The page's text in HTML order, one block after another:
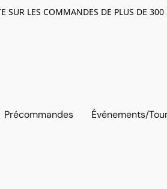
SUR LES COMMANDES DE PLUS
Précommandes Événements/